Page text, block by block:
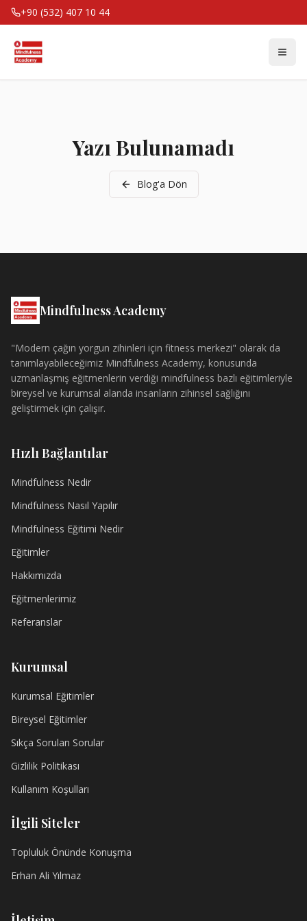
+90 (532) 407 10 44
Yazı Bulunamadı
Blog'a Dön
Mindfulness Academy
"Modern çağın yorgun zihinleri için fitness merkezi" olarak da
tanımlayabileceğimiz Mindfulness Academy, konusunda
uzmanlaşmış eğitmenlerin verdiği mindfulness bazlı eğitimleriyle
bireysel ve kurumsal alanda insanların zihinsel sağlığını
geliştirmek için çalışır.
Hızlı Bağlantılar
Mindfulness Nedir
Mindfulness Nasıl Yapılır
Mindfulness Eğitimi Nedir
Eğitimler
Hakkımızda
Eğitmenlerimiz
Referanslar
Kurumsal
Kurumsal Eğitimler
Bireysel Eğitimler
Sıkça Sorulan Sorular
Gizlilik Politikası
Kullanım Koşulları
İlgili Siteler
Topluluk Önünde Konuşma
Erhan Ali Yılmaz